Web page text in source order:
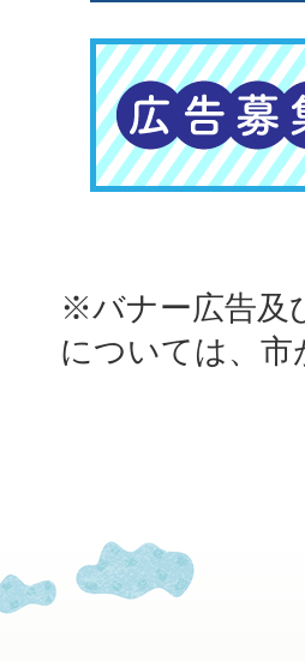
※バナー広告及
については、